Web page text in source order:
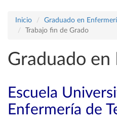
Inicio Graduado en
Trabajo fin de Grado
Graduado en
Escuela
Enfermería de